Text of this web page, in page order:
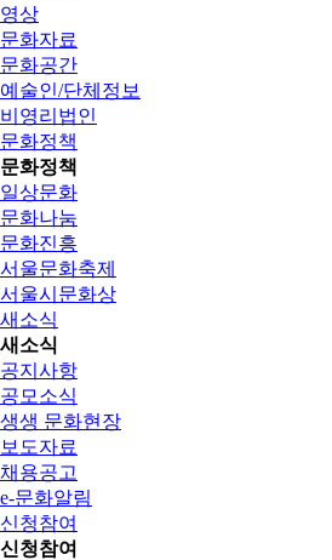
영상
문화자료
문화공간
예술인/단체정보
비영리법인
문화정책
문화정책
일상문화
문화나눔
문화진흥
서울문화축제
서울시문화상
새소식
새소식
공지사항
공모소식
생생 문화현장
보도자료
채용공고
e-문화알림
신청참여
신청참여